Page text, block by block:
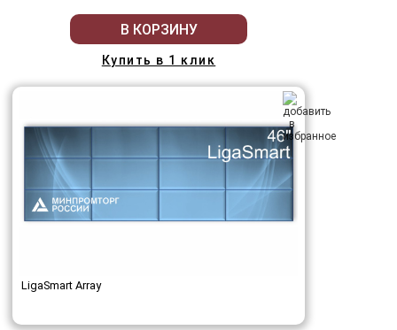
В КОРЗИНУ
Купить в 1 клик
LigaSmart Array